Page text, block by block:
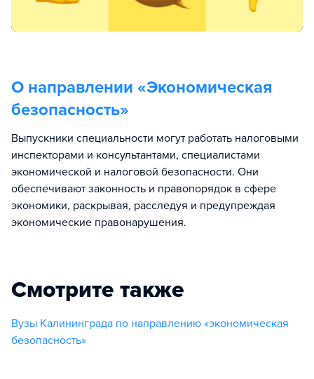
О направлении «Экономическая
безопасность»
Выпускники специальности могут работать налоговыми
инспекторами и консультантами, специалистами
экономической и налоговой безопасности. Они
обеспечивают законность и правопорядок в сфере
экономики, раскрывая, расследуя и предупреждая
экономические правонарушения.
Смотрите также
Вузы Калининграда по направлению «экономическая
безопасность»